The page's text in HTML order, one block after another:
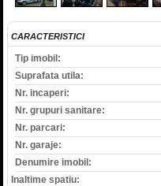
CARACTERISTICI
Tip imobil:
Suprafata utila:
Nr. incaperi:
Nr. grupuri sanitare:
Nr. parcari:
Nr. garaje:
Denumire imobil:
Inaltime spatiu: